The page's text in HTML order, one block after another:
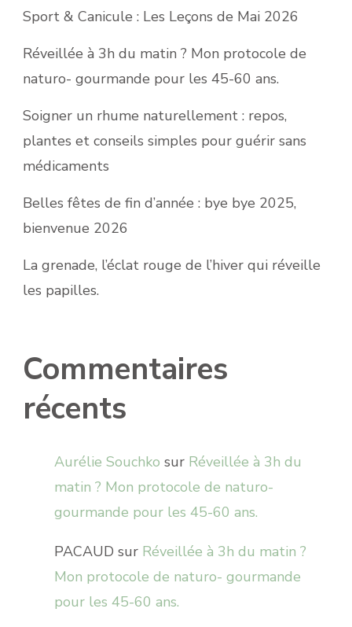
Sport & Canicule : Les Leçons de Mai 2026
Réveillée à 3h du matin ? Mon protocole de
naturo- gourmande pour les 45-60 ans.
Soigner un rhume naturellement : repos,
plantes et conseils simples pour guérir sans
médicaments
Belles fêtes de fin d’année : bye bye 2025,
bienvenue 2026
La grenade, l’éclat rouge de l’hiver qui réveille
les papilles.
Commentaires
récents
Aurélie Souchko sur Réveillée à 3h du
matin ? Mon protocole de naturo-
gourmande pour les 45-60 ans.
PACAUD sur Réveillée à 3h du matin ?
Mon protocole de naturo- gourmande
pour les 45-60 ans.